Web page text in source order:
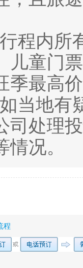
程内所
儿童门
季最高价
当地有
司处理
情况。
程